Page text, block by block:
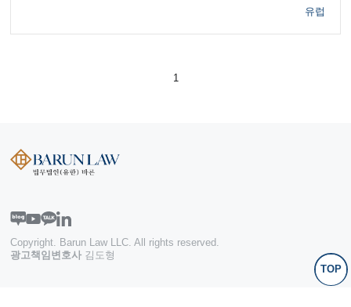
유럽
1
TOP
Copyright. Barun Law LLC. All rights reserved.
광고책임변호사 김도형